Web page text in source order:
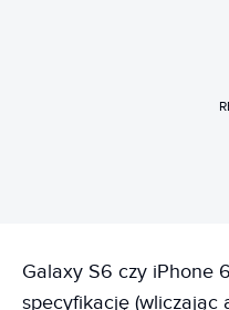
Galaxy S6 czy iPhone
specyfikację (wliczając